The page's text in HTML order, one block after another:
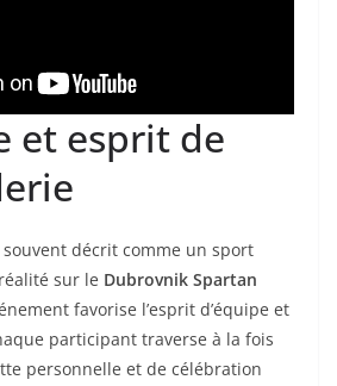
et esprit de
décrit comme un sport
sur le Dubrovnik Spartan
favorise l’esprit d’équipe et
participant traverse à la fois
personnelle et de célébration